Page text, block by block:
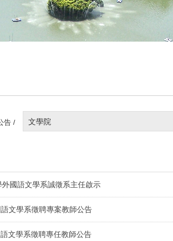
告 / 文學院
國語文學系誠徵系主任啟示
文學系徵聘專案教師公告
文學系徵聘專任教師公告